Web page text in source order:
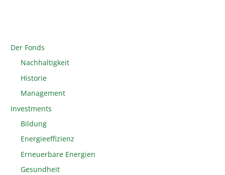
Der Fonds
Nachhaltigkeit
Historie
Management
Investments
Bildung
Energieeffizienz
Erneuerbare Energien
Gesundheit